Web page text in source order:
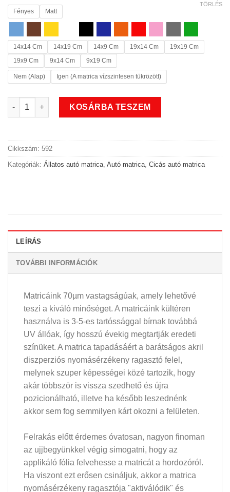
Fényes Matt
14x14 Cm 14x19 Cm 14x9 Cm 19x14 Cm
19x19 Cm
19x9 Cm
9x14 Cm 9x19 Cm
Nem (Alap) Igen (A matrica vízszintesen tükrözött)
TÖRLÉS
Cuki cicás állatos autó matrica 2 mennyiség
KOSÁRBA TESZEM
Cikkszám: 592
Kategóriák: Állatos autó matrica Autó matrica Cicás autó matrica
LEÍRÁS
TOVÁBBI INFORMÁCIÓK
Matricáink 70µm vastagságúak, amely lehetővé
teszi a kiváló minőséget. A matricáink kültéren
használva is 3-5-es tartóssággal bírnak továbbá
UV állóak, így hosszú évekig megtartják eredeti
színüket. A matrica tapadásáért a barátságos akril
diszperziós nyomásérzékeny ragasztó felel,
melynek szuper képességei közé tartozik, hogy
akár többször is vissza szedhető és újra
pozicionálható, illetve ha később leszednénk
akkor sem fog semmilyen kárt okozni a felületen.
Felrakás előtt érdemes óvatosan, nagyon finoman
az ujjbegyünkkel végig simogatni, hogy az
applikáló fólia felvehesse a matricát a hordozóról.
Ha viszont ezt erősen csináljuk, akkor a matrica
nyomásérzékeny ragasztója "aktiválódik" és